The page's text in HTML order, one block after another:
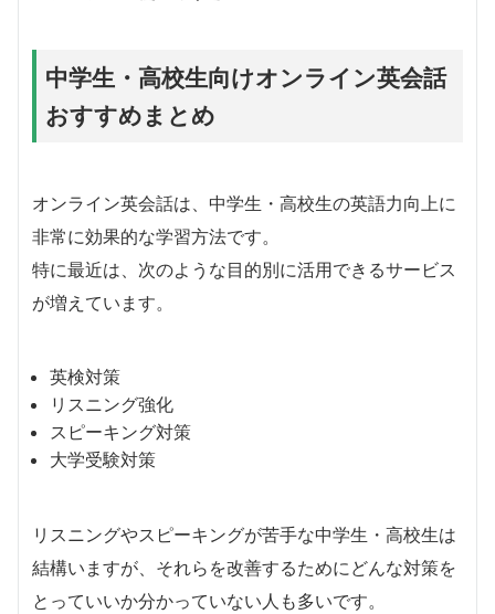
中学生・高校生向けオンライン英会話
おすすめまとめ
オンライン英会話は、中学生・高校生の英語力向上に
非常に効果的な学習方法です。
特に最近は、次のような目的別に活用できるサービス
が増えています。
英検対策
リスニング強化
スピーキング対策
大学受験対策
リスニングやスピーキングが苦手な中学生・高校生は
結構いますが、それらを改善するためにどんな対策を
とっていいか分かっていない人も多いです。